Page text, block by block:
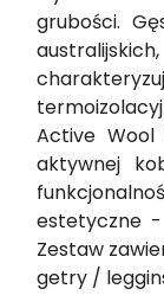
grubości.
Active
aktywnej
estetyczne -
Zestaw
getry /